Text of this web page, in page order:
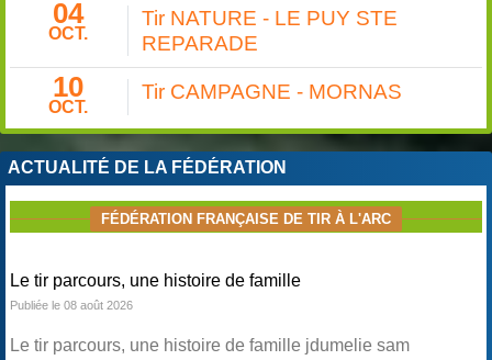
04
OCT.
Tir NATURE - LE PUY STE
REPARADE
10
OCT.
Tir CAMPAGNE - MORNAS
ACTUALITÉ DE LA FÉDÉRATION
FÉDÉRATION FRANÇAISE DE TIR À L'ARC
Le tir parcours, une histoire de famille
Publiée le 08 août 2026
Le tir parcours, une histoire de famille jdumelie sam